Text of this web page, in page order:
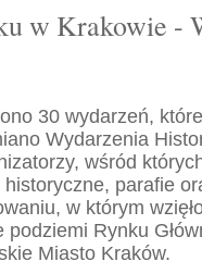
w Krakowie -
30 wydarzeń,
Wydarzenia
wśród
parafie
w którym
podziemi Rynku
Miasto Kraków.